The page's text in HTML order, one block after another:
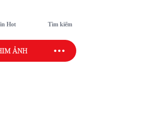
Hot Tìm kiếm
ẢNH SAO SPORT